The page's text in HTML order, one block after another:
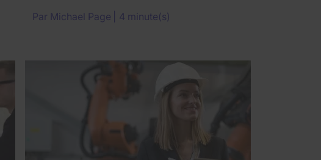
Par Michael Page 4 minute(s)